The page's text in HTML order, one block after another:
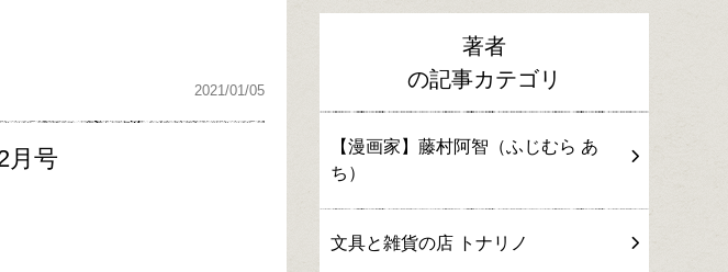
2021/01/05
月号
著者
の記事カテゴリ
【漫画家】藤村阿智（ふじむら あ
ち）
文具と雑貨の店 トナリノ